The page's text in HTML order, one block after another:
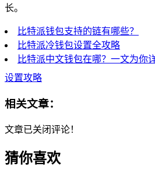
长。
比特派钱包支持的链有哪些？
比特派冷钱包设置全攻略
比特派中文钱包在哪？一文为你
设置攻略
相关文章：
文章已关闭评论！
猜你喜欢